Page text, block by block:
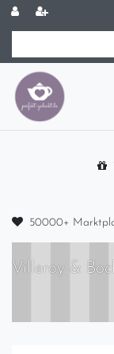
50000+
Villeroy &